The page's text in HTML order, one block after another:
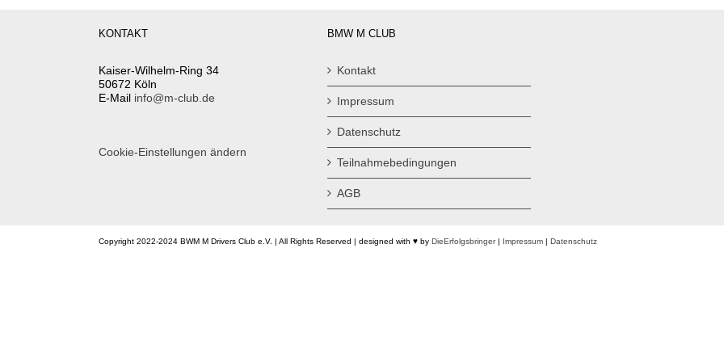
KONTAKT
Kaiser-Wilhelm-Ring 34
50672 Köln
E-Mail info@m-club.de
Cookie-Einstellungen ändern
BMW M CLUB
Kontakt
Impressum
Datenschutz
Teilnahmebedingungen
AGB
Copyright 2022-2024 BWM M Drivers Club e.V. | All Rights Reserved | designed with ♥ by DieErfolgsbringer| Impressum | Datenschutz